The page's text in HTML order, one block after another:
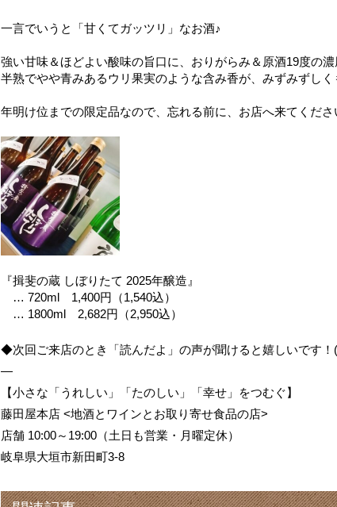
一言でいうと「甘くてガッツリ」なお酒♪
強い甘味＆ほどよい酸味の旨口に、おりがらみ＆原酒19度の
半熟でやや青みあるウリ果実のような含み香が、みずみずし
年明け位までの限定品なので、忘れる前に、お店へ来てくださ
『揖斐の蔵 しぼりたて 2025年醸造』
… 720ml 1,400円（1,540込）
… 1800ml 2,682円（2,950込）
◆次回ご来店のとき「読んだよ」の声が聞けると嬉しいです！
—
【小さな「うれしい」「たのしい」「幸せ」をつむぐ】
藤田屋本店 <地酒とワインとお取り寄せ食品の店>
店舗 10:00～19:00（土日も営業・月曜定休）
岐阜県大垣市新田町3-8